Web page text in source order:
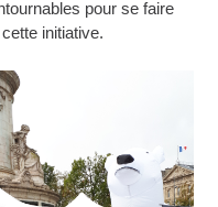
pour se faire
initiative.